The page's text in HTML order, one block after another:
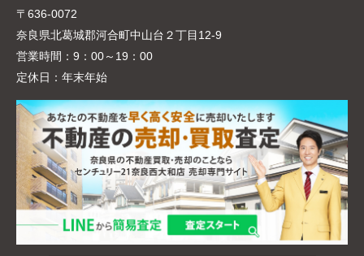
〒636-0072
奈良県北葛城郡河合町中山台２丁目12-9
営業時間： 9：00～19：00
定休日： 年末年始